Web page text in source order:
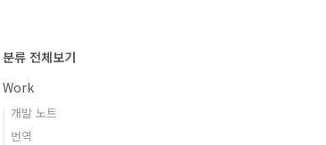
분류 전체보기
Work
개발 노트
번역